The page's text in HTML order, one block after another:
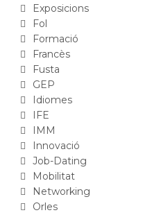
Exposicions
Fol
Formació
Francès
Fusta
GEP
Idiomes
IFE
IMM
Innovació
Job-Dating
Mobilitat
Networking
Orles